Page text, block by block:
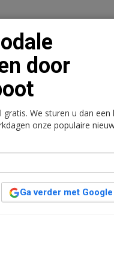
Juridisch | Fiscaal
te komen
Huib
door
We sturen u dan een
onze populaire
Ga verder met Google